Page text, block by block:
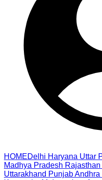
HOMEDelhi Haryana Uttar
Madhya Pradesh Rajasthan
Uttarakhand PunjabAndhra